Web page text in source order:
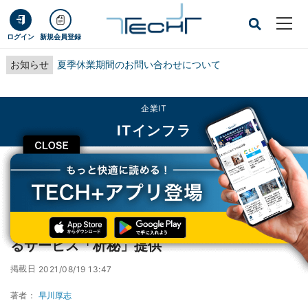
ログイン 新規会員登録
お知らせ 夏季休業期間のお問い合わせについて
CLOSE
企業IT
ITインフラ
TECH+ 企業IT
ITインフラ
NTT Com、クラウド上で秘密計算が利用できるサービス「析秘」提供
NTT Com、クラウド上で秘密計算が利用でき
るサービス「析秘」提供
掲載日 2021/08/19 13:47
著者： 早川厚志